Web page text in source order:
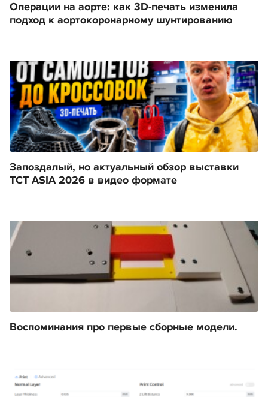
Операции на аорте: как 3D-печать изменила
подход к аортокоронарному шунтированию
Запоздалый, но актуальный обзор выставки
TCT ASIA 2026 в видео формате
Воспоминания про первые сборные модели.